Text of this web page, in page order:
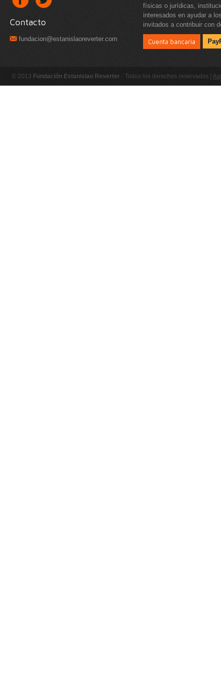
Contacto
fundacion@estanislaoreverter.com
físicas o jurídicas,
interesados en ayudar a
invitados a contribuir con
Cuenta bancaria
© 2013 Fundación Estanislao Reverter - Todos los derechos reservados |